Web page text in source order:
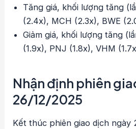
Tăng giá, khối lượng tăng
(2.4x), MCH (2.3x), BWE
Giảm giá, khối lượng tăng
(1.9x), PNJ (1.8x), VHM
Nhận định phiên
26/12/2025
Kết thúc phiên giao dịch ngày